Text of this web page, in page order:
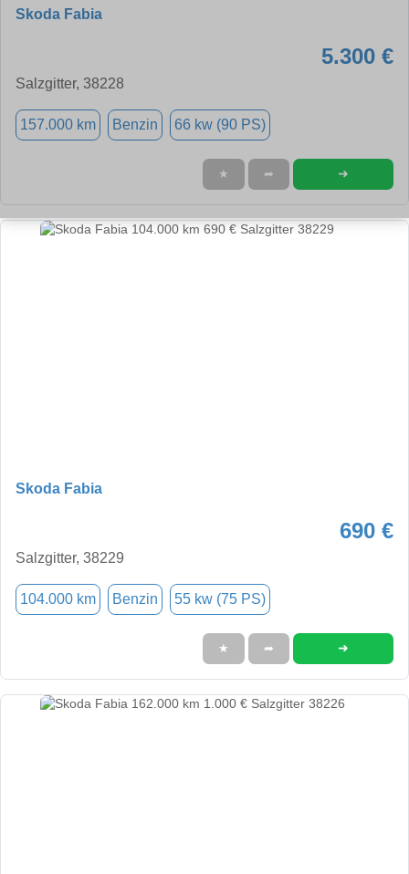
Skoda Fabia
5.300 €
Salzgitter, 38228
157.000 km Benzin 66 kw (90 PS)
★ ➦ ➜
Skoda Fabia
690 €
Salzgitter, 38229
104.000 km Benzin 55 kw (75 PS)
★ ➦ ➜